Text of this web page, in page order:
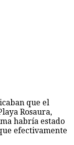
que el
Rosaura,
habría estado
efectivamente